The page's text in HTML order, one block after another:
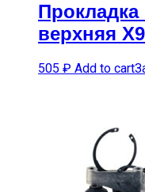
верхняя
505 ₽ Add to cart